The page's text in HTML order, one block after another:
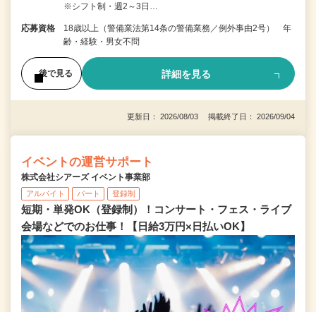
※シフト制・週2～3日…
応募資格
18歳以上（警備業法第14条の警備業務／例外事由2号） 年
齢・経験・男女不問
後で見る 詳細を見る
更新日： 2026/08/03 掲載終了日： 2026/09/04
イベントの運営サポート
株式会社シアーズ イベント事業部
アルバイト パート 登録制
短期・単発OK（登録制）！コンサート・フェス・ライブ
会場などでのお仕事！【日給3万円×日払いOK】